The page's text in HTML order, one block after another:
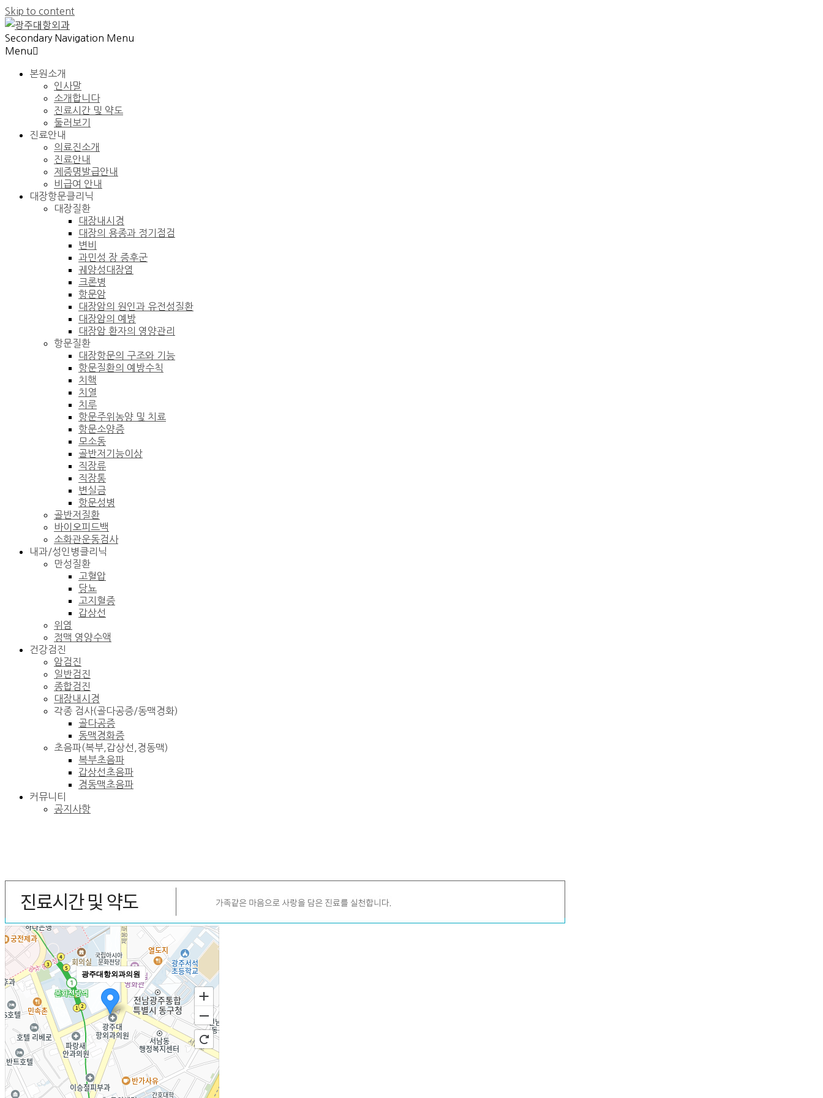
Skip to content
Secondary Navigation Menu
Menu
본원소개
인사말
소개합니다
진료시간 및 약도
둘러보기
진료안내
의료진소개
진료안내
제증명발급안내
비급여 안내
대장항문클리닉
대장질환
대장내시경
대장의 용종과 정기점검
변비
과민성 장 증후군
궤양성대장염
크론병
항문암
대장암의 원인과 유전성질환
대장암의 예방
대장암 환자의 영양관리
항문질환
대장항문의 구조와 기능
항문질환의 예방수칙
치핵
치열
치루
항문주위농양 및 치료
항문소양증
모소동
골반저기능이상
직장류
직장통
변실금
항문성병
골반저질환
바이오피드백
소화관운동검사
내과/성인병클리닉
만성질환
고혈압
당뇨
고지혈증
갑상선
위염
정맥 영양수액
건강검진
암검진
일반검진
종합검진
대장내시경
각종 검사(골다공증/동맥경화)
골다공증
동맥경화증
초음파(복부,갑상선,경동맥)
복부초음파
갑상선초음파
경동맥초음파
커뮤니티
공지사항
광주대항외과의원